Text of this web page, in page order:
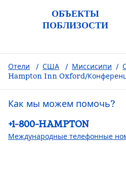
ОБЪЕКТЫ
ПОБЛИЗОСТИ
Отели / США / Миссисипи /
Hampton Inn Oxford/
Как мы можем помочь?
Телефон:
+1-800-HAMPTON
Международные телефонные